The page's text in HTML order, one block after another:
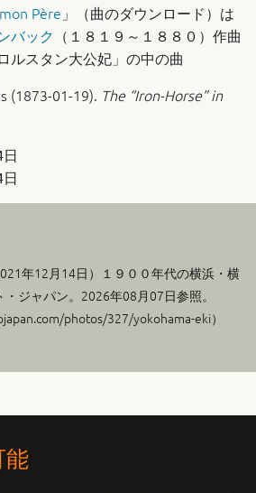
Père 」（曲のダウンロード）は
バック （１８１９～１８８０）作曲
ルスタン大公妃」の中の曲
(1873-01-19). The “Iron-Horse” in
年12月14日 ）１９００年代の横浜・横
ジャパン。2026年08月07日参照。
photos/327/yokohama-eki）
能